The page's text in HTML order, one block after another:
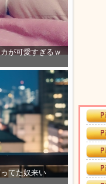
が可愛すぎるｗ
てた奴来い